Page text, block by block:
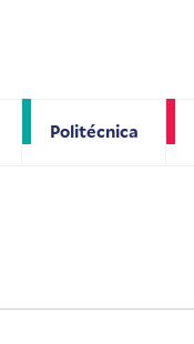
Politécnica